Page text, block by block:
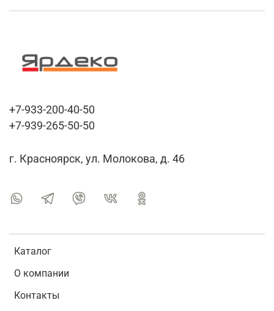
Каталог
О компании
Контакты
+7-933-200-40-50
+7-939-265-50-50
г. Красноярск, ул. Молокова, д. 46